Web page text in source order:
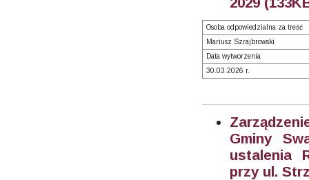
Osoba odpowiedzialna za treść
Mariusz Szrajbrowski
Data wytworzenia
30.03.2026 r.
Gminy
ustalenia
przy ul.